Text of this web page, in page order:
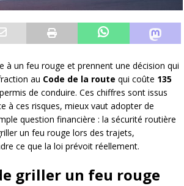
à un feu rouge et prennent une décision qui
au Code de la route qui coûte 135
de conduire. Ces chiffres sont issus
à ces risques, mieux vaut adopter de
question financière : la sécurité routière
un feu rouge lors des trajets,
ce que la loi prévoit réellement.
griller un feu rouge